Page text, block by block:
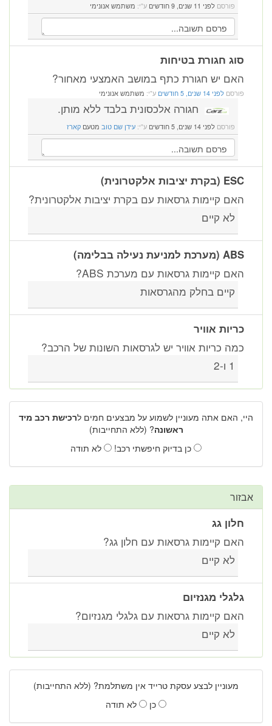
פורסם לפני 11 שנים, 9 חודשים ע"י: משתמש אנונימי
סוג חגורת בטיחות
האם יש חגורת כתף במושב האמצעי מאחור?
פורסם לפני 14 שנים, 5 חודשים ע"י: משתמש אנונימי
חגורה אלכסונית בלבד ללא מותן.
פורסם לפני 14 שנים, 5 חודשים ע"י: עידן שם טוב מטעם קארז
ESC (בקרת יציבות אלקטרונית)
האם קיימות גרסאות עם בקרת יציבות אלקטרונית?
לא קיים
ABS (מערכת למניעת נעילה בבלימה)
האם קיימות גרסאות עם מערכת ABS?
קיים בחלק מהגרסאות
כריות אוויר
כמה כריות אוויר יש לגרסאות השונות של הרכב?
1 ו-2
היי, האם אתה מעוניין לשמוע על מבצעים חמים לרכישת רכב מיד
ראשונה? (ללא התחייבות)
כן בדיוק חיפשתי רכב!
לא תודה
אבזור
חלון גג
האם קיימות גרסאות עם חלון גג?
לא קיים
גלגלי מגנזיום
האם קיימות גרסאות עם גלגלי מגנזיום?
לא קיים
מעוניין לבצע עסקת טרייד אין משתלמת? (ללא התחייבות)
כן
לא תודה